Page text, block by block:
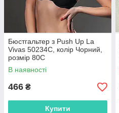
Бюстгальтер з Push Up La
Vivas 50234C, колір Чорний,
розмір 80C
В наявності
466 ₴
Купити